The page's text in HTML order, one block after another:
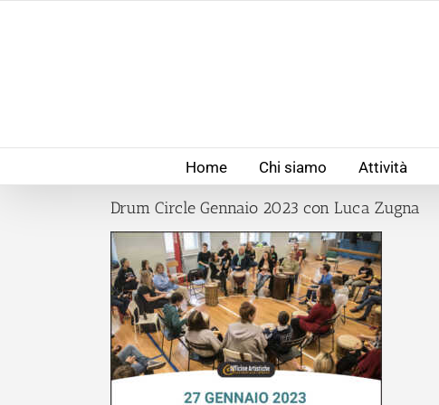
Home Chi siamo Attività
Drum Circle Gennaio 2023 con Luca Zugna